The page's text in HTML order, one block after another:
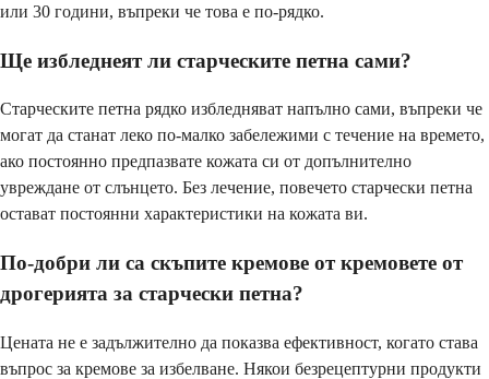
или 30 години, въпреки че това е по-рядко.
Ще избледнеят ли старческите петна сами?
Старческите петна рядко избледняват напълно сами, въпреки че
могат да станат леко по-малко забележими с течение на времето,
ако постоянно предпазвате кожата си от допълнително
увреждане от слънцето. Без лечение, повечето старчески петна
остават постоянни характеристики на кожата ви.
По-добри ли са скъпите кремове от кремовете от
дрогерията за старчески петна?
Цената не е задължително да показва ефективност, когато става
въпрос за кремове за избелване. Някои безрецептурни продукти